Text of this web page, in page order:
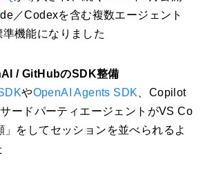
／Codexを含む複数エージェント
機能になりました
/ GitHubのSDK整備
やOpenAI Agents SDK 、Copilot
ードパーティエージェントがVS Co
」をしてセッションを並べられるよ